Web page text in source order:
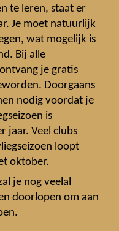
te leren, staat er
Je moet natuurlijk
wat mogelijk is
Bij alle
je gratis
Doorgaans
nodig voordat je
is
jaar. Veel clubs
loopt
oktober.
je nog veelal
doorlopen om aan